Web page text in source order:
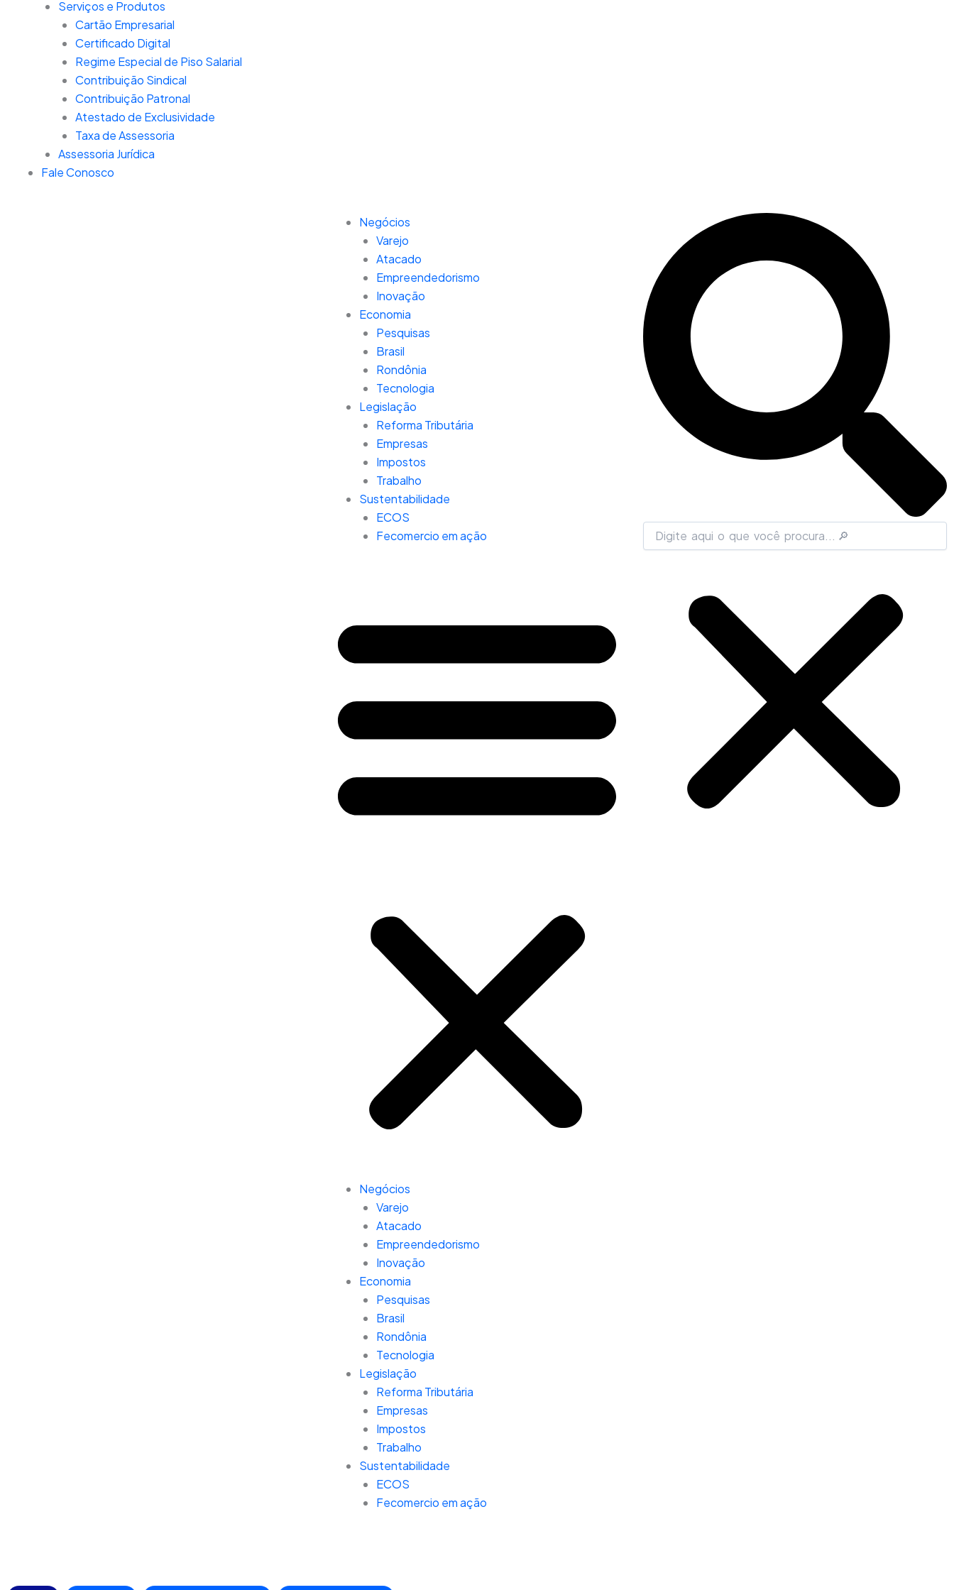
Serviços e Produtos
Cartão Empresarial
Certificado Digital
Regime Especial de Piso Salarial
Contribuição Sindical
Contribuição Patronal
Atestado de Exclusividade
Taxa de Assessoria
Assessoria Jurídica
Fale Conosco
Negócios
Varejo
Atacado
Empreendedorismo
Inovação
Economia
Pesquisas
Brasil
Rondônia
Tecnologia
Legislação
Reforma Tributária
Empresas
Impostos
Trabalho
Sustentabilidade
ECOS
Fecomercio em ação
Negócios
Varejo
Atacado
Empreendedorismo
Inovação
Economia
Pesquisas
Brasil
Rondônia
Tecnologia
Legislação
Reforma Tributária
Empresas
Impostos
Trabalho
Sustentabilidade
ECOS
Fecomercio em ação